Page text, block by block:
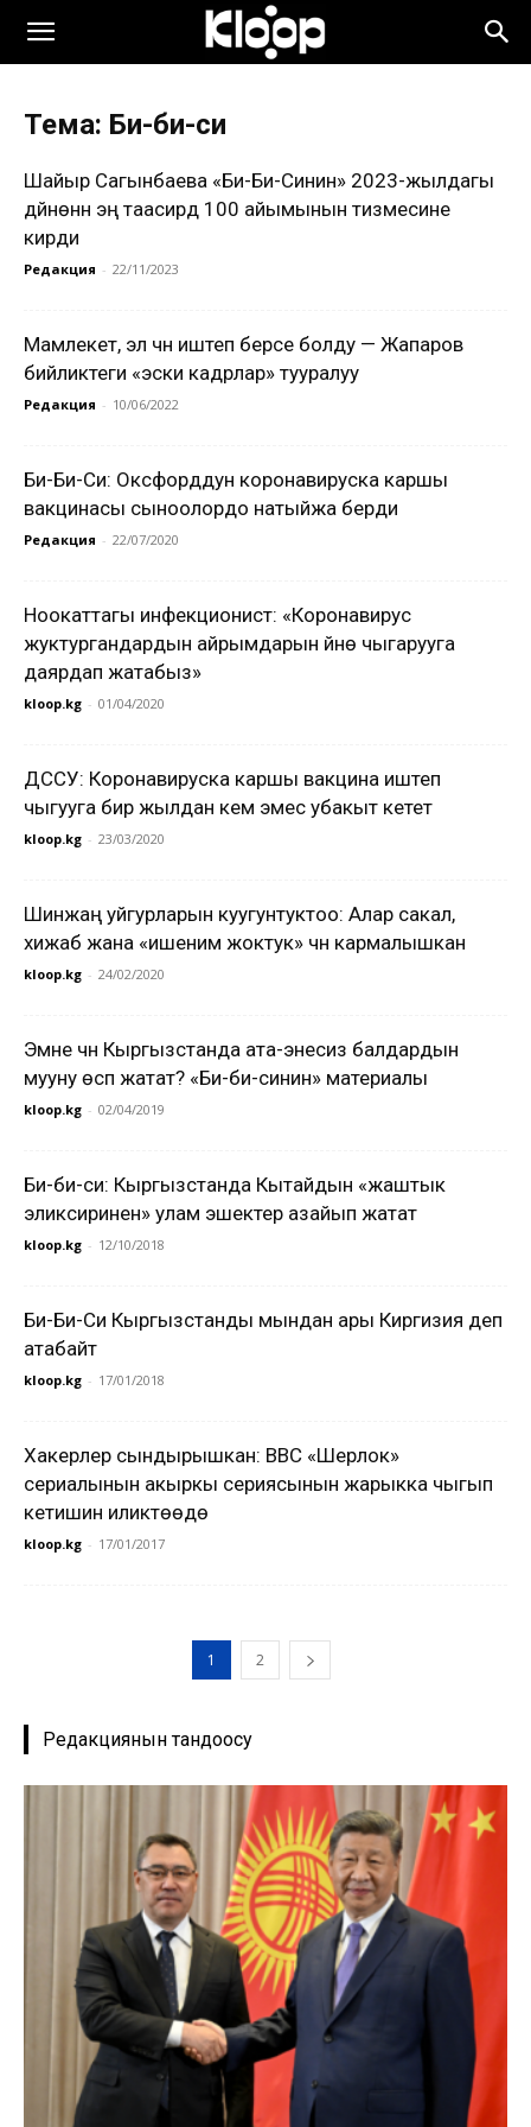
Тема: Би-би-си
Шайыр Сагынбаева «Би-Би-Синин» 2023-жылдагы
дүйнөнүн эң таасирдүү 100 айымынын тизмесине
кирди
Редакция - 22/11/2023
Мамлекет, эл үчүн иштеп берсе болду — Жапаров
бийликтеги «эски кадрлар» тууралуу
Редакция - 10/06/2022
Би-Би-Си: Оксфорддун коронавируска каршы
вакцинасы сыноолордо натыйжа берди
Редакция - 22/07/2020
Ноокаттагы инфекционист: «Коронавирус
жуктургандардын айрымдарын үйүнө чыгарууга
даярдап жатабыз»
kloop.kg - 01/04/2020
ДССУ: Коронавируска каршы вакцина иштеп
чыгууга бир жылдан кем эмес убакыт кетет
kloop.kg - 23/03/2020
Шинжаң уйгурларын куугунтуктоо: Алар сакал,
хижаб жана «ишеним жоктук» үчүн кармалышкан
kloop.kg - 24/02/2020
Эмне үчүн Кыргызстанда ата-энесиз балдардын
мууну өсүп жатат? «Би-би-синин» материалы
kloop.kg - 02/04/2019
Би-би-си: Кыргызстанда Кытайдын «жаштык
эликсиринен» улам эшектер азайып жатат
kloop.kg - 12/10/2018
Би-Би-Си Кыргызстанды мындан ары Киргизия деп
атабайт
kloop.kg - 17/01/2018
Хакерлер сындырышкан: BBC «Шерлок»
сериалынын акыркы сериясынын жарыкка чыгып
кетишин иликтөөдө
kloop.kg - 17/01/2017
1 2
Редакциянын тандоосу